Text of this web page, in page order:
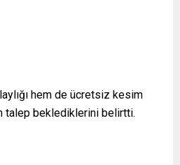
hem de ücretsiz kesim
talep beklediklerini belirtti.